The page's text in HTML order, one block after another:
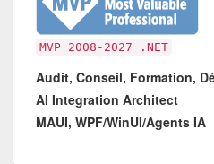
MVP 2008-2027 .NET
Audit, Conseil, Formation,
AI Integration Architect
MAUI, WPF/WinUI/Agents IA